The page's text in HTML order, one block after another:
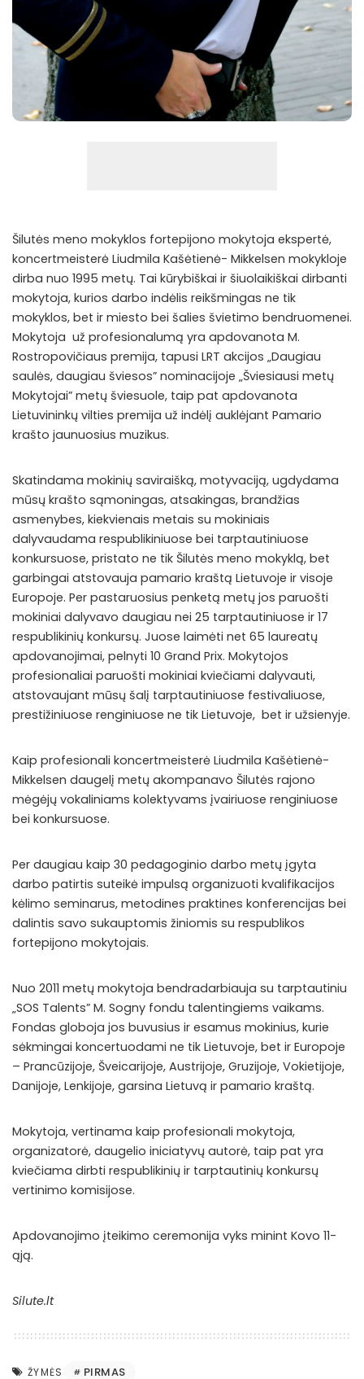
Šilutės meno mokyklos fortepijono mokytoja ekspertė,
koncertmeisterė Liudmila Kašėtienė- Mikkelsen mokykloje
dirba nuo 1995 metų. Tai kūrybiškai ir šiuolaikiškai dirbanti
mokytoja, kurios darbo indėlis reikšmingas ne tik
mokyklos, bet ir miesto bei šalies švietimo bendruomenei.
Mokytoja už profesionalumą yra apdovanota M.
Rostropovičiaus premija, tapusi LRT akcijos „Daugiau
saulės, daugiau šviesos” nominacijoje „Šviesiausi metų
Mokytojai” metų šviesuole, taip pat apdovanota
Lietuvininkų vilties premija už indėlį auklėjant Pamario
krašto jaunuosius muzikus.
Skatindama mokinių saviraišką, motyvaciją, ugdydama
mūsų krašto sąmoningas, atsakingas, brandžias
asmenybes, kiekvienais metais su mokiniais
dalyvaudama respublikiniuose bei tarptautiniuose
konkursuose, pristato ne tik Šilutės meno mokyklą, bet
garbingai atstovauja pamario kraštą Lietuvoje ir visoje
Europoje. Per pastaruosius penketą metų jos paruošti
mokiniai dalyvavo daugiau nei 25 tarptautiniuose ir 17
respublikinių konkursų. Juose laimėti net 65 laureatų
apdovanojimai, pelnyti 10 Grand Prix. Mokytojos
profesionaliai paruošti mokiniai kviečiami dalyvauti,
atstovaujant mūsų šalį tarptautiniuose festivaliuose,
prestižiniuose renginiuose ne tik Lietuvoje, bet ir užsienyje.
Kaip profesionali koncertmeisterė Liudmila Kašėtienė-
Mikkelsen daugelį metų akompanavo Šilutės rajono
mėgėjų vokaliniams kolektyvams įvairiuose renginiuose
bei konkursuose.
Per daugiau kaip 30 pedagoginio darbo metų įgyta
darbo patirtis suteikė impulsą organizuoti kvalifikacijos
kėlimo seminarus, metodines praktines konferencijas bei
dalintis savo sukauptomis žiniomis su respublikos
fortepijono mokytojais.
Nuo 2011 metų mokytoja bendradarbiauja su tarptautiniu
„SOS Talents” M. Sogny fondu talentingiems vaikams.
Fondas globoja jos buvusius ir esamus mokinius, kurie
sėkmingai koncertuodami ne tik Lietuvoje, bet ir Europoje
– Prancūzijoje, Šveicarijoje, Austrijoje, Gruzijoje, Vokietijoje,
Danijoje, Lenkijoje, garsina Lietuvą ir pamario kraštą.
Mokytoja, vertinama kaip profesionali mokytoja,
organizatorė, daugelio iniciatyvų autorė, taip pat yra
kviečiama dirbti respublikinių ir tarptautinių konkursų
vertinimo komisijose.
Apdovanojimo įteikimo ceremonija vyks minint Kovo 11-
ąją.
Silute.lt
ŽYMĖS PIRMAS